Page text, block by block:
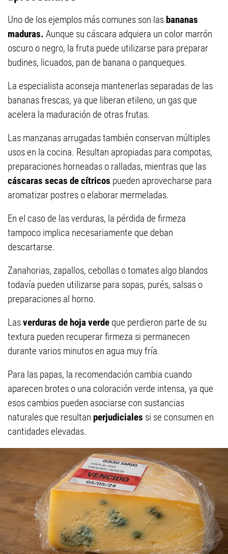
Uno de los ejemplos más comunes son las bananas
maduras. Aunque su cáscara adquiera un color marrón
oscuro o negro, la fruta puede utilizarse para preparar
budines, licuados, pan de banana o panqueques.
La especialista aconseja mantenerlas separadas de las
bananas frescas, ya que liberan etileno, un gas que
acelera la maduración de otras frutas.
Las manzanas arrugadas también conservan múltiples
usos en la cocina. Resultan apropiadas para compotas,
preparaciones horneadas o ralladas, mientras que las
cáscaras secas de cítricos pueden aprovecharse para
aromatizar postres o elaborar mermeladas.
En el caso de las verduras, la pérdida de firmeza
tampoco implica necesariamente que deban
descartarse.
Zanahorias, zapallos, cebollas o tomates algo blandos
todavía pueden utilizarse para sopas, purés, salsas o
preparaciones al horno.
Lasverduras de hoja verde que perdieron parte de su
textura pueden recuperar firmeza si permanecen
durante varios minutos en agua muy fría.
Para las papas, la recomendación cambia cuando
aparecen brotes o una coloración verde intensa, ya que
esos cambios pueden asociarse con sustancias
naturales que resultan perjudiciales si se consumen en
cantidades elevadas.